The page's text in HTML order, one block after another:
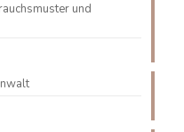
und